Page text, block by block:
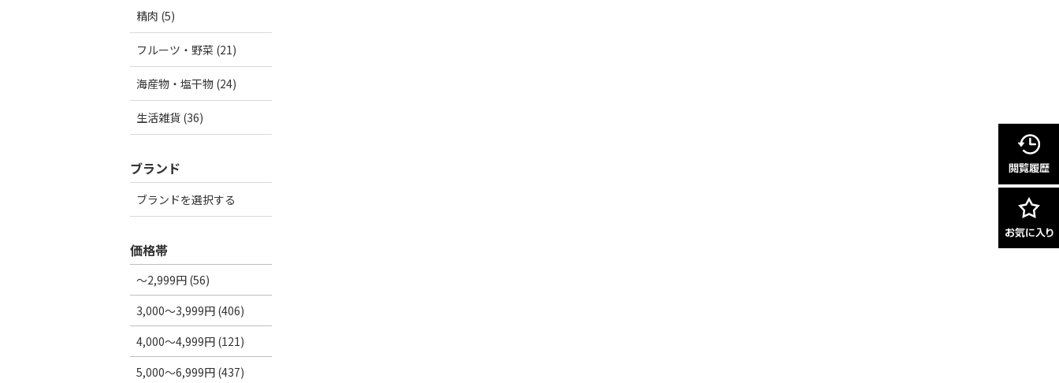
精肉 (5)
フルーツ・野菜 (21)
海産物・塩干物 (24)
生活雑貨 (36)
ブランド
ブランドを選択する
価格帯
～2,999円 (56)
3,000～3,999円 (406)
4,000～4,999円 (121)
5,000～6,999円 (437)